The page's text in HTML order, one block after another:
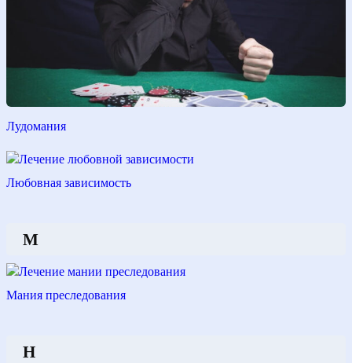
Лудомания
Любовная зависимость
М
Мания преследования
Н